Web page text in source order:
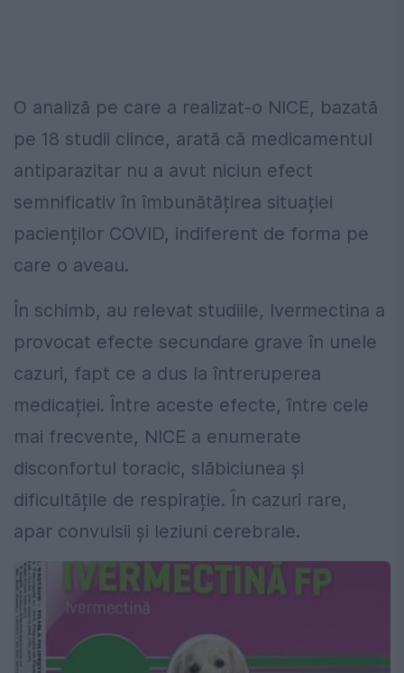
O analiză pe care a realizat-o NICE, bazată
pe 18 studii clince, arată că medicamentul
antiparazitar nu a avut niciun efect
semnificativ în îmbunătățirea situației
pacienților COVID, indiferent de forma pe
care o aveau.
În schimb, au relevat studiile, Ivermectina a
provocat efecte secundare grave în unele
cazuri, fapt ce a dus la întreruperea
medicației. Între aceste efecte, între cele
mai frecvente, NICE a enumerate
disconfortul toracic, slăbiciunea și
dificultățile de respirație. În cazuri rare,
apar convulsii și leziuni cerebrale.